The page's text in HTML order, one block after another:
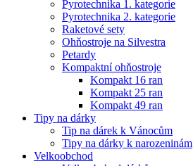
Pyrotechnika 1. kategorie
Pyrotechnika 2. kategorie
Raketové sety
Ohňostroje na Silvestra
Petardy
Kompaktní ohňostroje
Kompakt 16 ran
Kompakt 25 ran
Kompakt 49 ran
Tipy na dárky
Tip na dárek k Vánocům
Tipy na dárky k narozeninám
Velkoobchod